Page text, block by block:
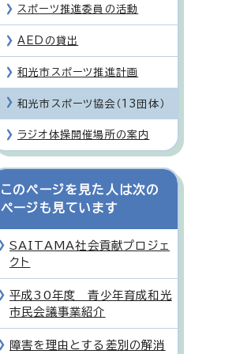
スポーツ推進委員の活動
AEDの貸出
和光市スポーツ推進計画
和光市スポーツ協会（13団体）
ラジオ体操開催場所の案内
このページを見た人は次の
ページも見ています
SAITAMA社会貢献プロジェ
クト
平成30年度 青少年育成和光
市民会議事業紹介
障害を理由とする差別の解消